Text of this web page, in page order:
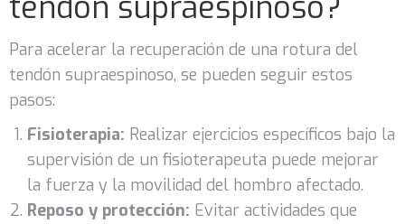
Para acelerar la recuperación de una rotura del
tendón supraespinoso, se pueden seguir estos
pasos:
Fisioterapia: Realizar ejercicios específicos bajo la
supervisión de un fisioterapeuta puede mejorar
la fuerza y la movilidad del hombro afectado.
Reposo y protección: Evitar actividades que